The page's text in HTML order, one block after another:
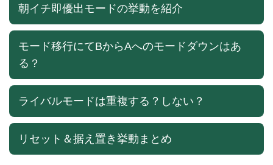
朝イチ即優出モードの挙動を紹介
モード移行にてBからAへのモードダウンはあ
る？
ライバルモードは重複する？しない？
リセット＆据え置き挙動まとめ